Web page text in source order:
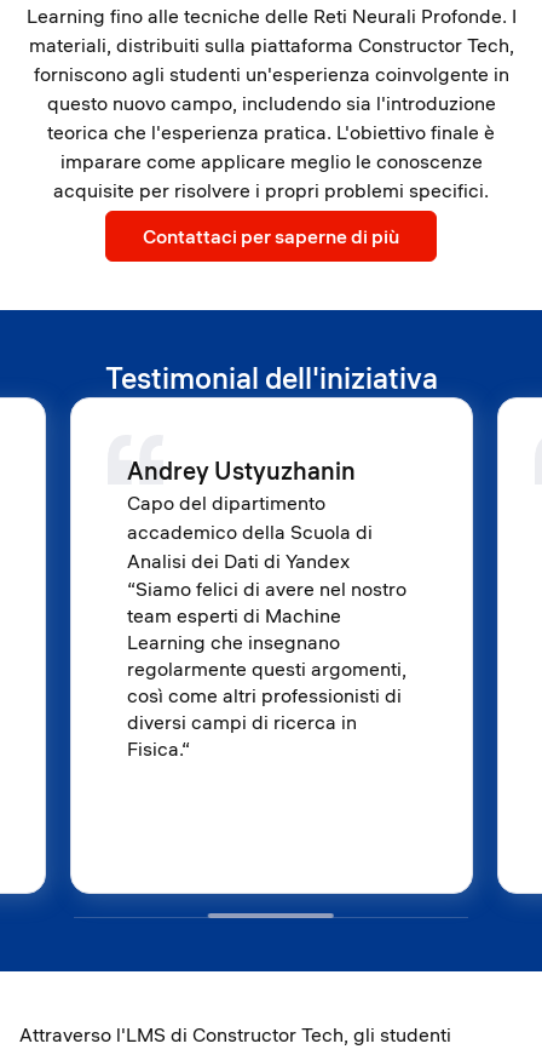
Learning fino alle tecniche delle Reti Neurali Profonde. I
materiali, distribuiti sulla piattaforma Constructor Tech,
forniscono agli studenti un'esperienza coinvolgente in
questo nuovo campo, includendo sia l'introduzione
teorica che l'esperienza pratica. L'obiettivo finale è
imparare come applicare meglio le conoscenze
acquisite per risolvere i propri problemi specifici.
Contattaci per saperne di più
Testimonial dell'iniziativa
Andrey Ustyuzhanin
Capo del dipartimento
accademico della Scuola di
Analisi dei Dati di Yandex
“Siamo felici di avere nel nostro
team esperti di Machine
Learning che insegnano
regolarmente questi argomenti,
così come altri professionisti di
diversi campi di ricerca in
Fisica.“
Attraverso l'LMS di Constructor Tech, gli studenti